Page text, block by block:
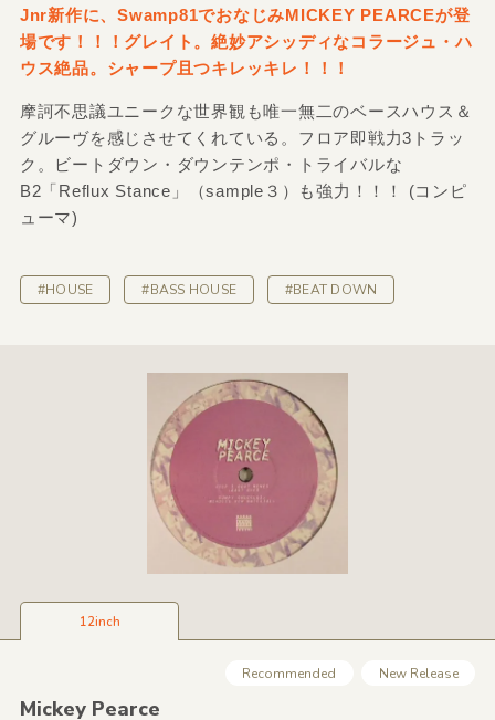
Jnr新作に、Swamp81でおなじみMICKEY PEARCEが登
場です！！！グレイト。絶妙アシッディなコラージュ・ハ
ウス絶品。シャープ且つキレッキレ！！！
摩訶不思議ユニークな世界観も唯一無二のベースハウス＆
グルーヴを感じさせてくれている。フロア即戦力3トラッ
ク。ビートダウン・ダウンテンポ・トライバルな
B2「Reflux Stance」（sample３）も強力！！！ (コンピ
ューマ)
#HOUSE #BASS HOUSE #BEAT DOWN
12inch
Recommended New Release
Mickey Pearce